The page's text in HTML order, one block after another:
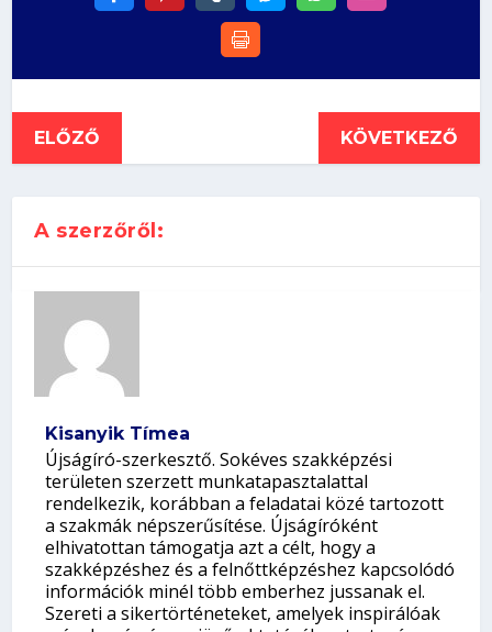
ELŐZŐ KÖVETKEZŐ
A szerzőről:
Kisanyik Tímea
Újságíró-szerkesztő. Sokéves szakképzési
területen szerzett munkatapasztalattal
rendelkezik, korábban a feladatai közé tartozott
a szakmák népszerűsítése. Újságíróként
elhivatottan támogatja azt a célt, hogy a
szakképzéshez és a felnőttképzéshez kapcsolódó
információk minél több emberhez jussanak el.
Szereti a sikertörténeteket, amelyek inspirálóak